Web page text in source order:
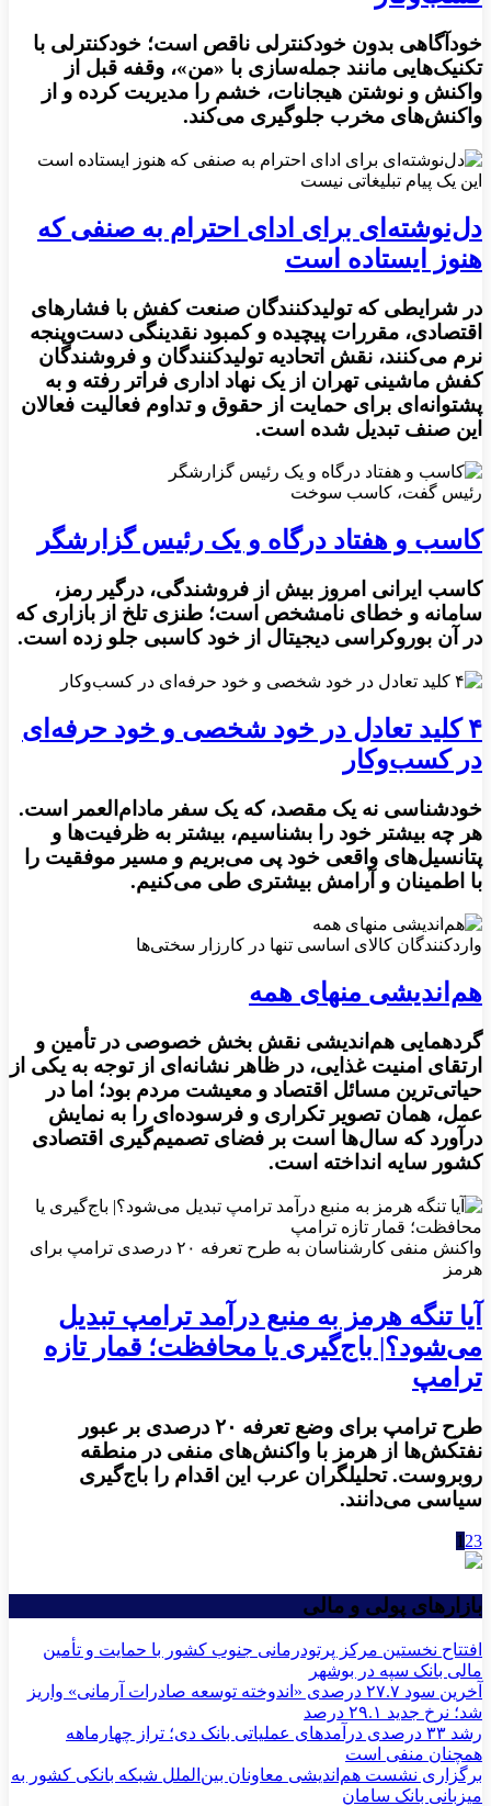
خودآگاهی بدون خودکنترلی ناقص است؛ خودکنترلی با
تکنیک‌هایی مانند جمله‌سازی با «من»، وقفه قبل از
واکنش و نوشتن هیجانات، خشم را مدیریت کرده و از
واکنش‌های مخرب جلوگیری می‌کند.
این یک پیام تبلیغاتی نیست
دل‌نوشته‌ای برای ادای احترام به صنفی که
هنوز ایستاده است
در شرایطی که تولیدکنندگان صنعت کفش با فشارهای
اقتصادی، مقررات پیچیده و کمبود نقدینگی دست‌وپنجه
نرم می‌کنند، نقش اتحادیه تولیدکنندگان و فروشندگان
کفش ماشینی تهران از یک نهاد اداری فراتر رفته و به
پشتوانه‌ای برای حمایت از حقوق و تداوم فعالیت فعالان
این صنف تبدیل شده است.
رئیس گفت، کاسب سوخت
کاسب و هفتاد درگاه و یک رئیس گزارشگر
کاسب ایرانی امروز بیش از فروشندگی، درگیر رمز،
سامانه و خطای نامشخص است؛ طنزی تلخ از بازاری که
در آن بوروکراسی دیجیتال از خود کاسبی جلو زده است.
۴ کلید تعادل در خود شخصی و خود حرفه‌ای
در کسب‌وکار
خودشناسی نه یک مقصد، که یک سفر مادام‌العمر است.
هر چه بیشتر خود را بشناسیم، بیشتر به ظرفیت‌ها و
پتانسیل‌های واقعی خود پی می‌بریم و مسیر موفقیت را
با اطمینان و آرامش بیشتری طی می‌کنیم.
واردکنندگان کالای اساسی تنها در کارزار سختی‌ها
هم‌اندیشی منهای همه
گردهمایی هم‌اندیشی نقش بخش خصوصی در تأمین و
ارتقای امنیت غذایی، در ظاهر نشانه‌ای از توجه به یکی از
حیاتی‌ترین مسائل اقتصاد و معیشت مردم بود؛ اما در
عمل، همان تصویر تکراری و فرسوده‌ای را به نمایش
درآورد که سال‌ها است بر فضای تصمیم‌گیری اقتصادی
کشور سایه انداخته است.
واکنش منفی کارشناسان به طرح تعرفه ۲۰ درصدی ترامپ برای
هرمز
آیا تنگه هرمز به منبع درآمد ترامپ تبدیل
می‌شود؟| باج‌گیری یا محافظت؛ قمار تازه
ترامپ
طرح ترامپ برای وضع تعرفه ۲۰ درصدی بر عبور
نفتکش‌ها از هرمز با واکنش‌های منفی در منطقه
روبروست. تحلیلگران عرب این اقدام را باج‌گیری
سیاسی می‌دانند.
1 23
بازارهای پولی و مالی
افتتاح نخستین مرکز پرتودرمانی جنوب کشور با حمایت و تأمین
مالی بانک سپه در بوشهر
آخرین سود ۲۷.۷ درصدی «اندوخته توسعه صادرات آرمانی» واریز
شد؛ نرخ جدید ۲۹.۱ درصد
رشد ۳۳ درصدی درآمدهای عملیاتی بانک دی؛ تراز چهارماهه
همچنان منفی است
برگزاری نشست هم‌اندیشی معاونان بین‌الملل شبکه بانکی کشور به
میزبانی بانک سامان